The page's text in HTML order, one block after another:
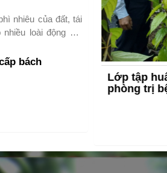
nhiêu của đất, tái
loài động vật
bách
Lớp tập
phòng trị